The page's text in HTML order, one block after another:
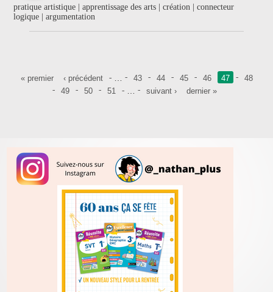
pratique artistique | apprentissage des arts | création | connecteur
logique | argumentation
Pages
« premier ‹ précédent 43 44 45 46 47
48
49
50 51 suivant › dernier »